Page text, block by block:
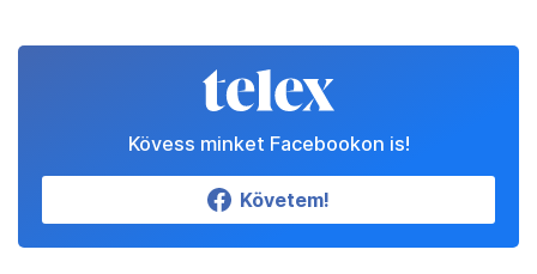
Kövess minket Facebookon is!
Követem!